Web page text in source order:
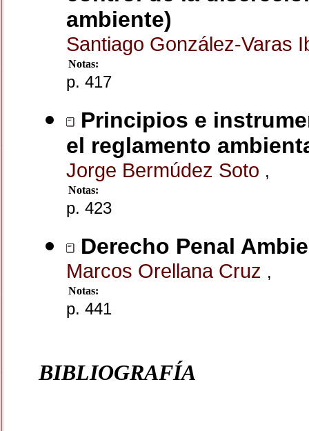
ambiente)
Santiago González-Varas
Notas:
p. 417
Principios e
el reglamento
Jorge Bermúdez Soto ,
Notas:
p. 423
Derecho Penal
Marcos Orellana Cruz ,
Notas:
p. 441
BIBLIOGRAFÍA